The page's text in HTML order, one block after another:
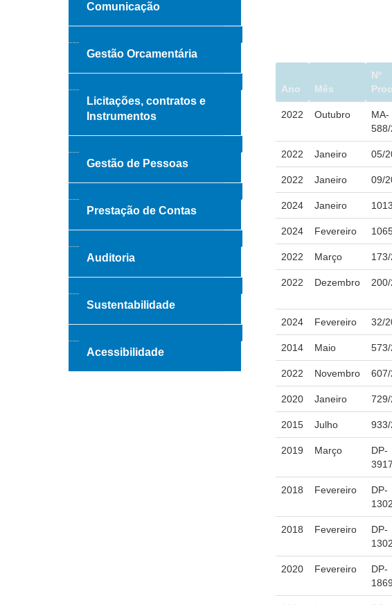
Ano Mês
Nº
2022 Outubro
MA-
2022 Janeiro 05/
2022 Janeiro 09/
2024 Janeiro
2024 Fevereiro
2022 Março
2022 Dezembro
2024 Fevereiro 32/
2014 Maio
2022 Novembro
2020 Janeiro
2015 Julho
2019 Março
DP-
2018 Fevereiro
DP-
2018 Fevereiro
DP-
2020 Fevereiro
DP-
Comunicação
Gestão Orcamentária
Licitações, contratos e
Instrumentos
Gestão de Pessoas
Prestação de Contas
Auditoria
Sustentabilidade
Acessibilidade